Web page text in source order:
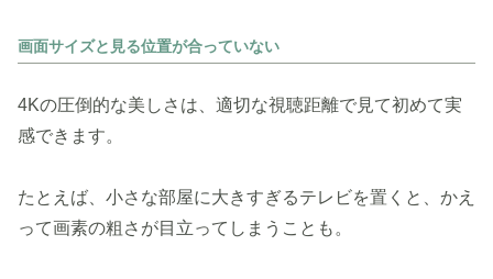
画面サイズと見る位置が合っていない
4Kの圧倒的な美しさは、適切な視聴距離で見て初めて実
感できます。
たとえば、小さな部屋に大きすぎるテレビを置くと、かえ
って画素の粗さが目立ってしまうことも。